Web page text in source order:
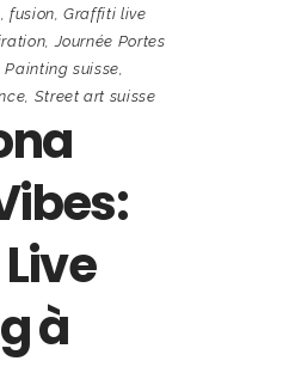
fusion ,Graffiti live
Journée Portes
Painting suisse
Street art suisse
à